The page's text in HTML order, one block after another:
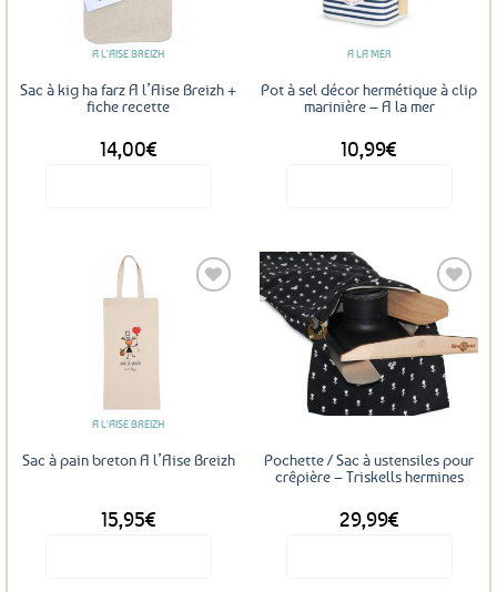
A L'AISE BREIZH
Sac à kig ha farz A l’Aise Breizh +
fiche recette
14,00€
A LA MER
Pot à sel décor hermétique à clip
marinière – A la mer
10,99€
A L'AISE BREIZH
Sac à pain breton A l’Aise Breizh
15,95€
Ajouter
aux
favoris
Pochette / Sac à ustensiles pour
crêpière – Triskells hermines
29,99€